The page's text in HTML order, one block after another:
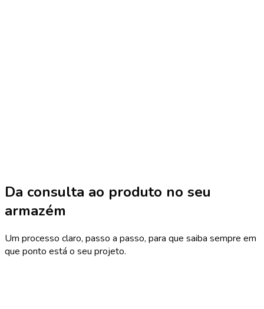
Da consulta ao produto no seu
armazém
Um processo claro, passo a passo, para que saiba sempre em
que ponto está o seu projeto.